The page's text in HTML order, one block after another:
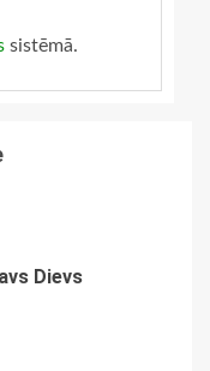
sistēmā.
Dievs